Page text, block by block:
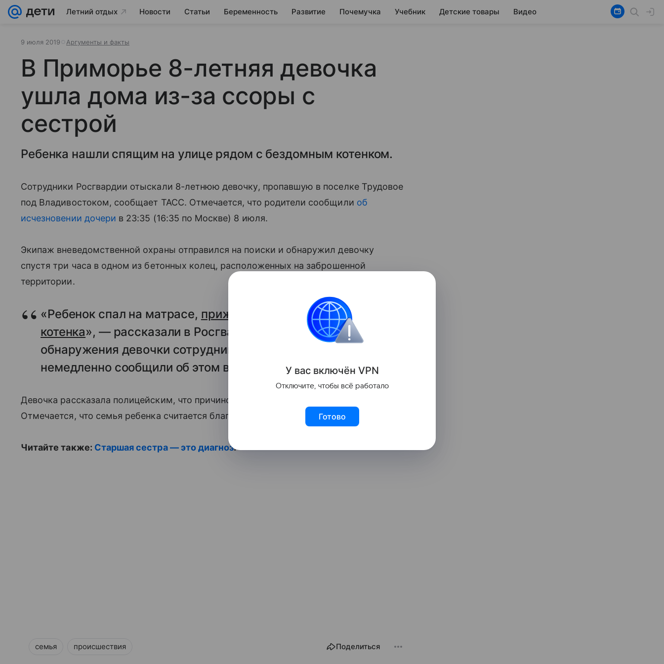
Летний отдых Новости Статьи Беременность Развитие Почемучка Учебник Детские товары Видео
9 июля 2019 Аргументы и факты
В Приморье 8-летняя девочка
ушла дома из-за ссоры с
сестрой
Ребенка нашли спящим на улице рядом с бездомным котенком.
Сотрудники Росгвардии отыскали 8-летнюю девочку, пропавшую в поселке Трудовое
под Владивостоком, сообщает ТАСС. Отмечается, что родители сообщили об
исчезновении дочери в 23:35 (16:35 по Москве) 8 июля.
Экипаж вневедомственной охраны отправился на поиски и обнаружил девочку
спустя три часа в одном из бетонных колец, расположенных на заброшенной
территории.
«Ребенок спал на матрасе, прижимая к себе бездомного
котенка», — рассказали в Росгвардии и отметили, что после
обнаружения девочки сотрудники вневедомственной охраны
немедленно сообщили об этом в отдел полиции.
Девочка рассказала полицейским, что причиной ее поступка
Отмечается, что семья ребенка считается благополучной.
Читайте также: Старшая сестра — это диагноз.
семья происшествия Поделиться
У вас включён VPN
Отключите, чтобы всё работало
Готово